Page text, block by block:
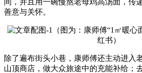
善意与关怀。
（图为：康师傅“1㎡暖
红书）
除了遍布街头小巷，康师傅还主动进入
山顶商店，做大众旅途中的充能补给；